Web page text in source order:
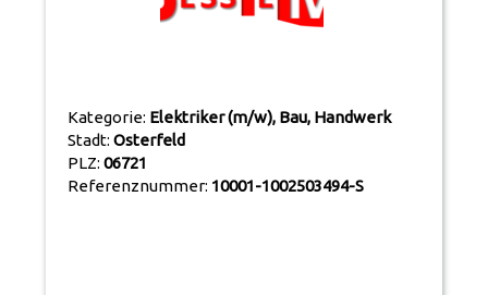
Kategorie: Elektriker (m/w), Bau, Handwerk
Stadt:Osterfeld
PLZ:06721
Referenznummer: 10001-1002503494-S